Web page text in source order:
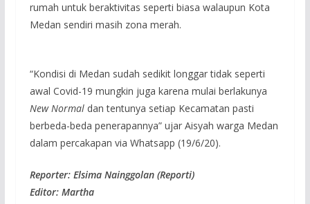
rumah untuk beraktivitas seperti biasa walaupun Kota
Medan sendiri masih zona merah.
“Kondisi di Medan sudah sedikit longgar tidak seperti
awal Covid-19 mungkin juga karena mulai berlakunya
New Normaldan tentunya setiap Kecamatan pasti
berbeda-beda penerapannya” ujar Aisyah warga Medan
dalam percakapan via Whatsapp (19/6/20).
Reporter: Elsima Nainggolan (Reporti)
Editor: Martha